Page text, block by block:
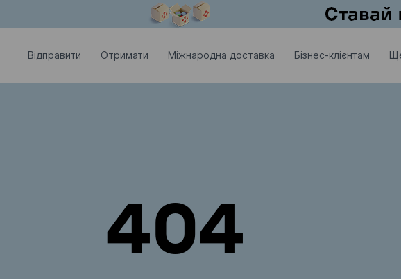
Відправити Отримати Міжнародна доставка Бізнес-клієнтам
404